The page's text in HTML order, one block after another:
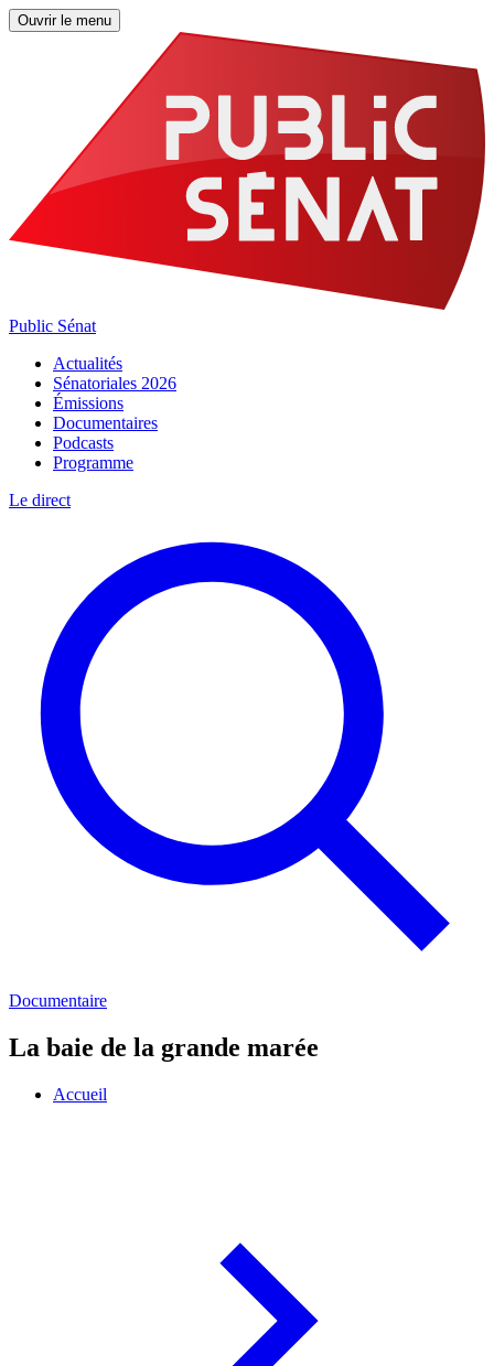
Ouvrir le menu
Public Sénat
Actualités
Sénatoriales 2026
Émissions
Documentaires
Podcasts
Programme
Le direct
Documentaire
La baie de la grande marée
Accueil